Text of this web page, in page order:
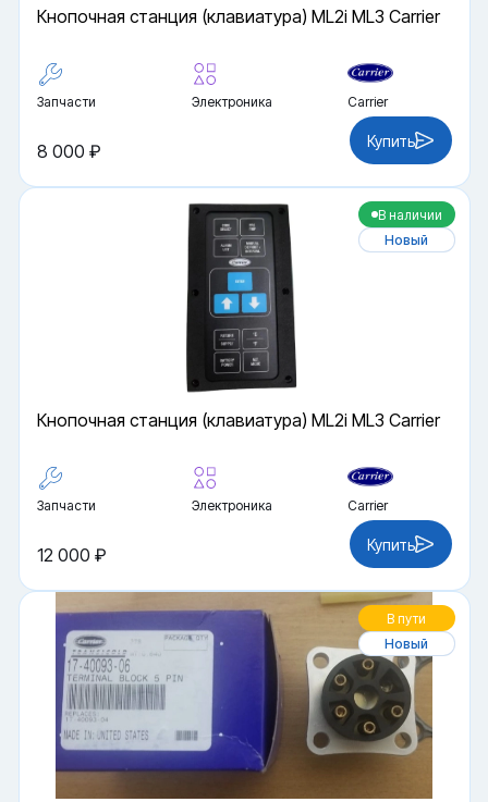
Кнопочная станция (клавиатура) ML2i ML3 Carrier
Запчасти Электроника Carrier
8 000 ₽ Купить
В наличии
Новый
Кнопочная станция (клавиатура) ML2i ML3 Carrier
Запчасти Электроника Carrier
12 000 ₽ Купить
В пути
Новый